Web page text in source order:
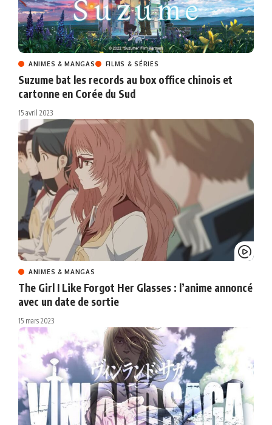
ANIMES & MANGAS FILMS & SÉRIES
Suzume bat les records au box office chinois et
cartonne en Corée du Sud
15 avril 2023
ANIMES & MANGAS
The Girl I Like Forgot Her Glasses : l’anime annoncé
avec un date de sortie
15 mars 2023